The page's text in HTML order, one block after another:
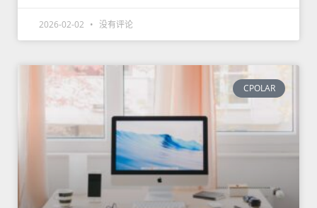
2026-02-02 没有评论
CPOLAR